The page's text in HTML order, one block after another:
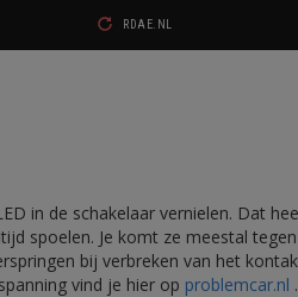
RDAE.NL
in de schakelaar vernielen. Dat
spoelen. Je komt ze meestal
bij verbreken van het
vind je hier op problemcar.nl